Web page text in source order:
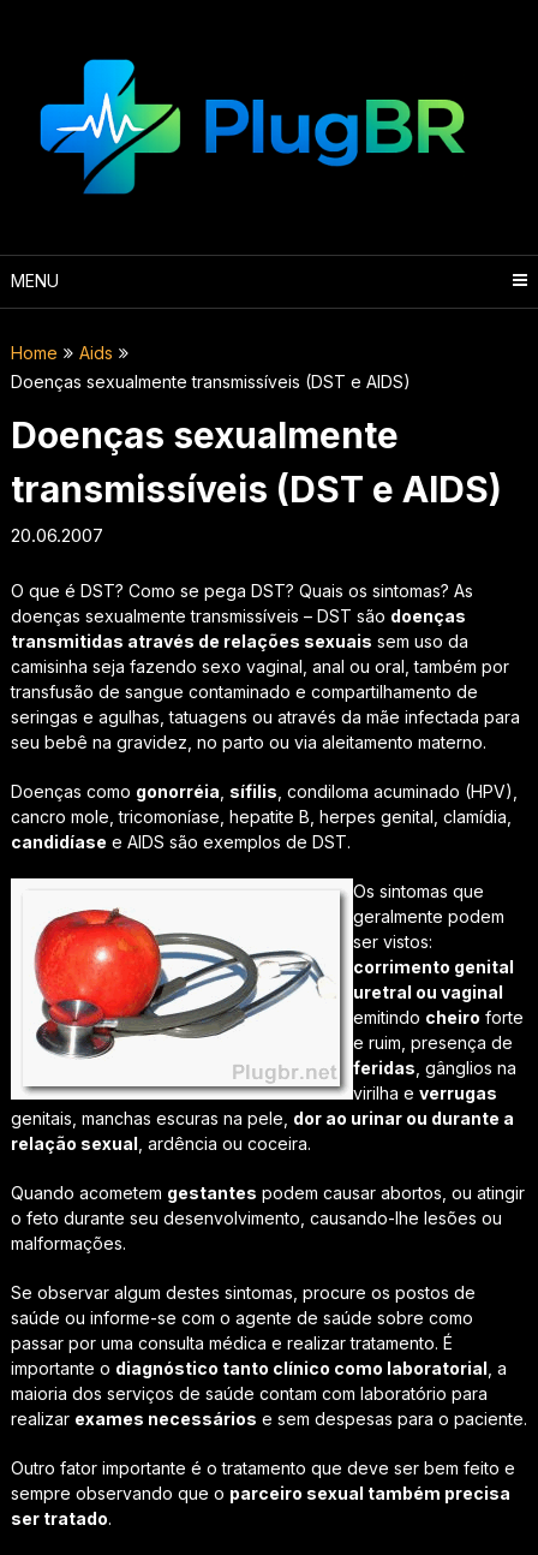
MENU
Home
Aids
Doenças sexualmente transmissíveis (DST e AIDS)
Doenças sexualmente
transmissíveis (DST e AIDS)
20.06.2007
O que é DST? Como se pega DST? Quais os sintomas? As
doenças sexualmente transmissíveis – DST são doenças
transmitidas através de relações sexuais sem uso da
camisinha seja fazendo sexo vaginal, anal ou oral, também por
transfusão de sangue contaminado e compartilhamento de
seringas e agulhas, tatuagens ou através da mãe infectada para
seu bebê na gravidez, no parto ou via aleitamento materno.
Doenças como gonorréia sífilis , condiloma acuminado (HPV),
cancro mole, tricomoníase, hepatite B, herpes genital, clamídia,
candidíase e AIDS são exemplos de DST.
Os sintomas que
geralmente podem
ser vistos:
corrimento genital
uretral ou vaginal
emitindo cheiro forte
e ruim, presença de
feridas , gânglios na
virilha e verrugas
genitais, manchas escuras na pele, dor ao urinar ou durante a
relação sexual , ardência ou coceira.
Quando acometem gestantes podem causar abortos, ou atingir
o feto durante seu desenvolvimento, causando-lhe lesões ou
malformações.
Se observar algum destes sintomas, procure os postos de
saúde ou informe-se com o agente de saúde sobre como
passar por uma consulta médica e realizar tratamento. É
importante o diagnóstico tanto clínico como laboratorial , a
maioria dos serviços de saúde contam com laboratório para
realizar exames necessários e sem despesas para o paciente.
Outro fator importante é o tratamento que deve ser bem feito e
sempre observando que o parceiro sexual também precisa
ser tratado.